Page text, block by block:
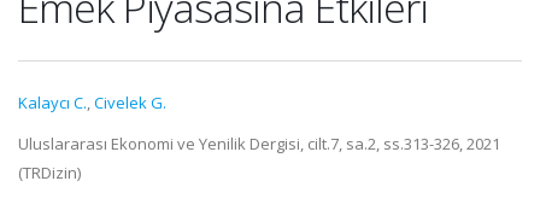
Kalaycı C.,Civelek G.
Uluslararası Ekonomi ve Yenilik Dergisi, cilt.7, sa.2, ss.313-326, 2021
(TRDizin)